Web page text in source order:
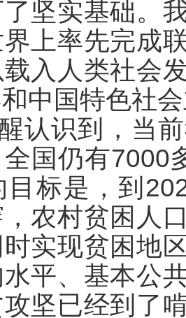
坚实基础。
上率先完成
入人类社会
中国特色社
认识到，当
国仍有7000
目标是，到
农村贫困人
实现贫困地
平、基本公
坚已经到了